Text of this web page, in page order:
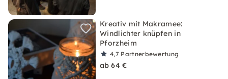
Kreativ mit Makramee:
Windlichter knüpfen in
Pforzheim
4,7 Partnerbewertung
ab 64 €